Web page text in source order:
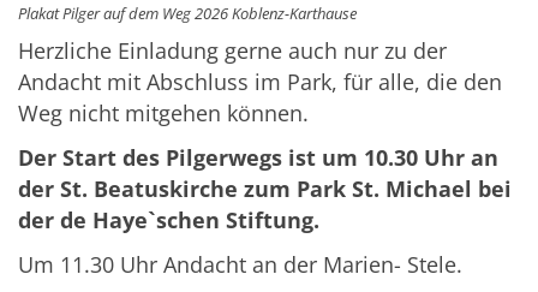
Plakat Pilger auf dem Weg 2026 Koblenz-Karthause
Herzliche Einladung gerne auch nur zu der
Andacht mit Abschluss im Park, für alle, die den
Weg nicht mitgehen können.
Der Start des Pilgerwegs ist um 10.30 Uhr an
der St. Beatuskirche zum Park St. Michael bei
der de Haye`schen Stiftung.
Um 11.30 Uhr Andacht an der Marien- Stele.